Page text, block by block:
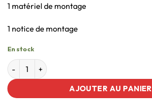
1 matériel de montage
1 notice de montage
En stock
AJOUTER AU PANIER